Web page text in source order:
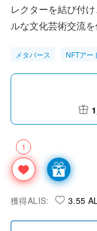
レクターを結び付
ルな文化芸術交流を
メタバース NFTアー
1
1
獲得ALIS: 3.55